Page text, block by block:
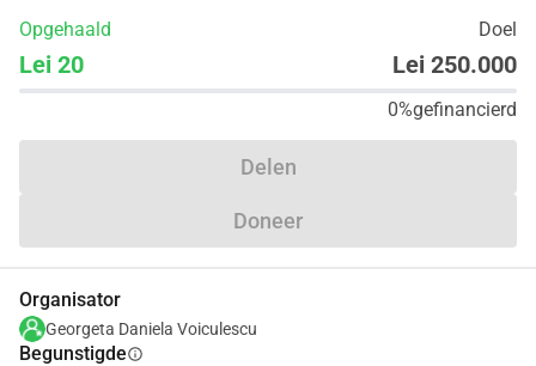
Opgehaald Doel
Lei 20 Lei 250.000
0%gefinancierd
Delen
Doneer
Organisator
Georgeta Daniela Voiculescu
Begunstigdeinfo